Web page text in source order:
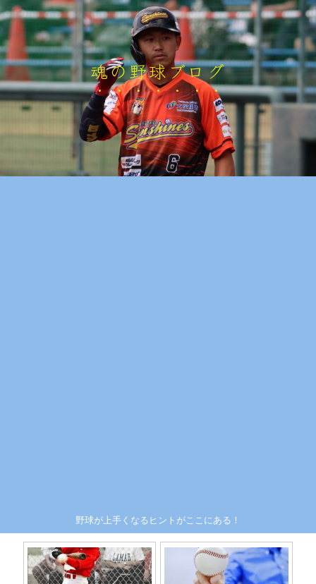
魂の野球ブログ
野球が上手くなるヒントがここにある！